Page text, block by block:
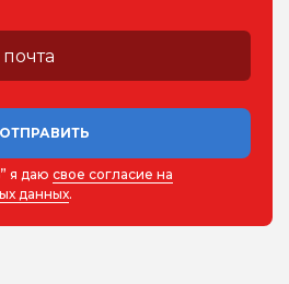
ОТПРАВИТЬ
я даю свое согласие на
данных.